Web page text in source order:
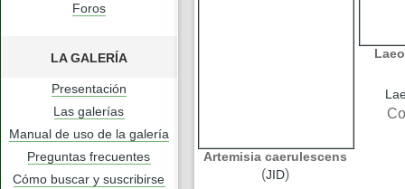
Foros
LA GALERÍA
Presentación
Las galerías
Manual de uso de la galería
Preguntas frecuentes
Cómo buscar y suscribirse
Artemisia caerulescens
(JID)